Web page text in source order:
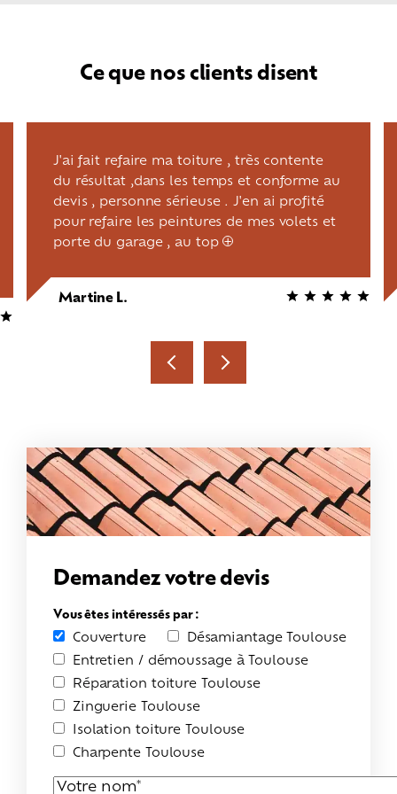
Ce que nos clients disent
Martine L.
J'ai fait refaire ma toiture , très contente
du résultat ,dans les temps et conforme au
devis , personne sérieuse . J'en ai profité
pour refaire les peintures de mes volets et
porte du garage , au top+
Demandez votre devis
Vous êtes intéressés par :
Couverture
Désamiantage Toulouse
Entretien / démoussage à Toulouse
Réparation toiture Toulouse
Zinguerie Toulouse
Isolation toiture Toulouse
Charpente Toulouse